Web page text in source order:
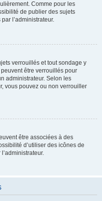
Comme pour les
de publier des sujets
l’administrateur.
verrouillés et tout sondage y
être verrouillés pour
administrateur. Selon les
vous pouvez ou non verrouiller
être associées à des
d’utiliser des icônes de